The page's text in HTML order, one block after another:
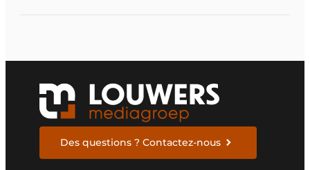
Des questions ? Contactez-nous